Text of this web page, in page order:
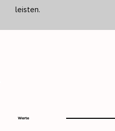
leisten.
Werte